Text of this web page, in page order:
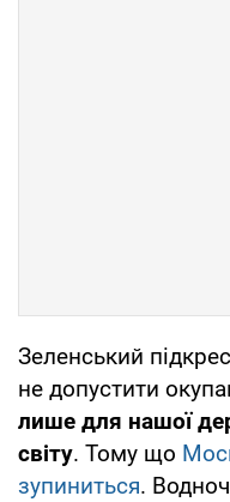
Зеленський
не допустити
лише для нашої
світу. Тому що
зупиниться.